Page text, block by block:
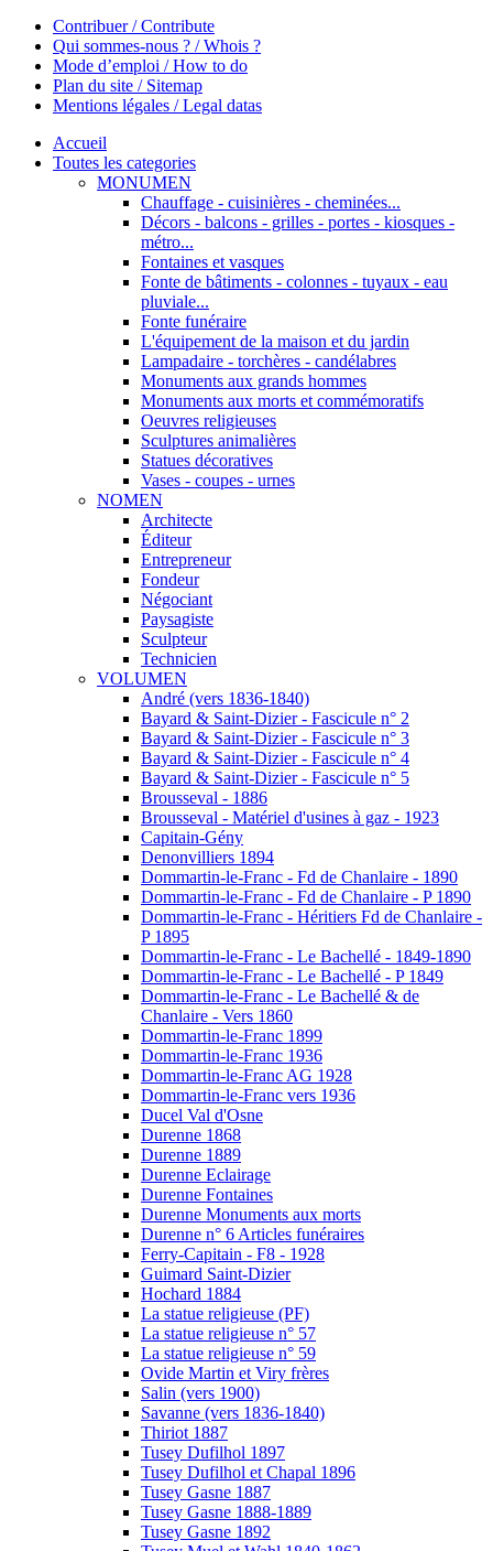
Contribuer / Contribute
Qui sommes-nous ? / Whois ?
Mode d’emploi / How to do
Plan du site / Sitemap
Mentions légales / Legal datas
Accueil
Toutes les categories
MONUMEN
Chauffage - cuisinières - cheminées...
Décors - balcons - grilles - portes - kiosques -
métro...
Fontaines et vasques
Fonte de bâtiments - colonnes - tuyaux - eau
pluviale...
Fonte funéraire
L'équipement de la maison et du jardin
Lampadaire - torchères - candélabres
Monuments aux grands hommes
Monuments aux morts et commémoratifs
Oeuvres religieuses
Sculptures animalières
Statues décoratives
Vases - coupes - urnes
NOMEN
Architecte
Éditeur
Entrepreneur
Fondeur
Négociant
Paysagiste
Sculpteur
Technicien
VOLUMEN
André (vers 1836-1840)
Bayard & Saint-Dizier - Fascicule n° 2
Bayard & Saint-Dizier - Fascicule n° 3
Bayard & Saint-Dizier - Fascicule n° 4
Bayard & Saint-Dizier - Fascicule n° 5
Brousseval - 1886
Brousseval - Matériel d'usines à gaz - 1923
Capitain-Gény
Denonvilliers 1894
Dommartin-le-Franc - Fd de Chanlaire - 1890
Dommartin-le-Franc - Fd de Chanlaire - P 1890
Dommartin-le-Franc - Héritiers Fd de Chanlaire -
P 1895
Dommartin-le-Franc - Le Bachellé - 1849-1890
Dommartin-le-Franc - Le Bachellé - P 1849
Dommartin-le-Franc - Le Bachellé & de
Chanlaire - Vers 1860
Dommartin-le-Franc 1899
Dommartin-le-Franc 1936
Dommartin-le-Franc AG 1928
Dommartin-le-Franc vers 1936
Ducel Val d'Osne
Durenne 1868
Durenne 1889
Durenne Eclairage
Durenne Fontaines
Durenne Monuments aux morts
Durenne n° 6 Articles funéraires
Ferry-Capitain - F8 - 1928
Guimard Saint-Dizier
Hochard 1884
La statue religieuse (PF)
La statue religieuse n° 57
La statue religieuse n° 59
Ovide Martin et Viry frères
Salin (vers 1900)
Savanne (vers 1836-1840)
Thiriot 1887
Tusey Dufilhol 1897
Tusey Dufilhol et Chapal 1896
Tusey Gasne 1887
Tusey Gasne 1888-1889
Tusey Gasne 1892